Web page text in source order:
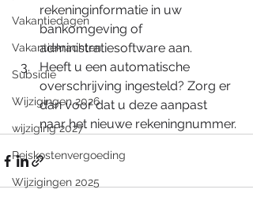
Vakantiedagen
Vakantiekrachten
Subsidie
Wijzigingen 2026
wijziging 2027
Reiskostenvergoeding
Wijzigingen 2025
rekeninginformatie in uw
bankomgeving of
administratiesoftware aan.
Heeft u een automatische
overschrijving ingesteld? Zorg er
dan voor dat u deze aanpast
naar het nieuwe rekeningnummer.